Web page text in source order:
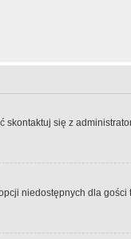
skontaktuj się z
niedostępnych dla